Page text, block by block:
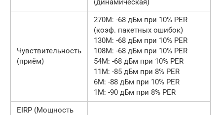
Чувствительность
(приём)
270M: -68 дБм при 10% PER
(коэф. пакетных ошибок)
130M: -68 дБм при 10% PER
108M: -68 дБм при 10% PER
54M: -68 дБм при 10% PER
11M: -85 дБм при 8% PER
6M: -88 дБм при 10% PER
1M: -90 дБм при 8% PER
EIRP (Мощность